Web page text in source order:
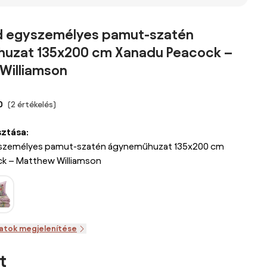
x 135
cm
40×60 cm
40×60 cm
200 és 70 x 90
egyszemélyes pamut-szatén
135x200 cm Xanadu Peacock –
(2 értékelés)
pamut-szatén ágyneműhuzat 135x200 cm
– Matthew Williamson
megjelenítése